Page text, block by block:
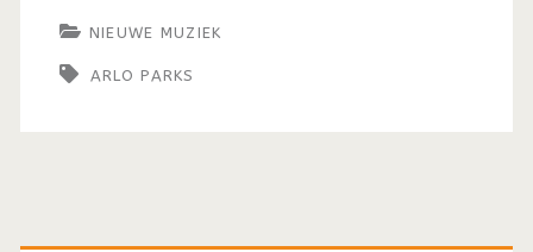
NIEUWE MUZIEK
ARLO PARKS